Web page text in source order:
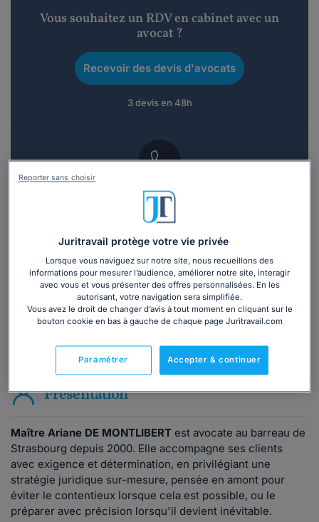
Vous souhaitez un RDV en cabinet avec un
avocat ?
Recevoir des devis d'avocats
3 devis en 48h
Vous souhaitez une consultation par
téléphone ?
Consulter immédiatement
ou appelez le01 75 75 42 33(8h à 21h du lundi au
vendredi)
Vous êtes avocat ?
Présentation
Maître Ariane DE MONTLIBERT est avocate au barreau de
Strasbourg depuis 2000. Elle accompagne ses clients
avec exigence et détermination, en privilégiant une
stratégie juridique sur-mesure, pensée en amont pour
éviter le contentieux lorsque cela est possible, ou le
préparer avec précision lorsqu'il devient inévitable.
Juritravail protège votre vie privée
Lorsque vous naviguez sur notre site, nous recueillons des
informations pour mesurer l’audience, améliorer notre site, interagir
avec vous et vous présenter des offres personnalisées. En les
autorisant, votre navigation sera simplifiée.
Vous avez le droit de changer d’avis à tout moment en cliquant sur le
bouton cookie en bas à gauche de chaque page Juritravail.com
Accepter & continuer
Paramétrer
Reporter sans choisir